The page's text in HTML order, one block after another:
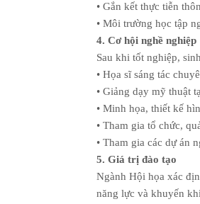
• Gắn kết thực tiễn
• Môi trường học tập
4. Cơ hội nghề nghiệp
Sau khi tốt nghiệp,
• Họa sĩ sáng tác
• Giảng dạy mỹ thuật
• Minh họa, thiết kế
• Tham gia tổ chức,
• Tham gia các dự án
5. Giá trị đào tạo
Ngành Hội họa xác
năng lực và khuyến